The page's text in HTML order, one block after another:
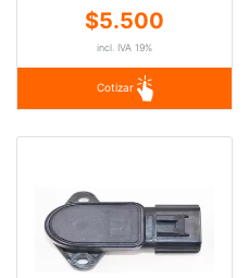
$5.500
incl. IVA 19%
Cotizar